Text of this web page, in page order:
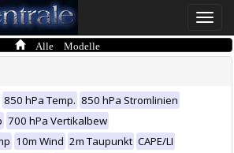
Toggle
Alle Modelle
850 hPa Temp. 850 hPa Stromlinien
700 hPa Vertikalbew
10m Wind 2m Taupunkt CAPE/LI